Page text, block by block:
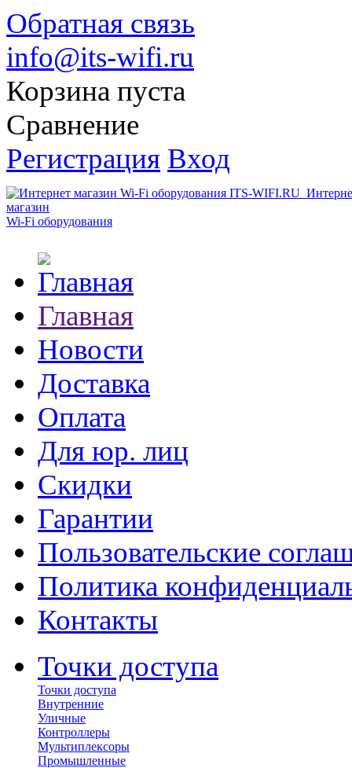
Обратная связь
info@its-wifi.ru
Корзина пуста
Сравнение
Регистрация Вход
магазин
Wi-Fi оборудования
Главная
Новости
Доставка
Оплата
Для юр. лиц
Скидки
Гарантии
Пользовательские
Политика
Контакты
Точки доступа
Точки доступа
Внутренние
Уличные
Контроллеры
Мультиплексоры
Промышленные